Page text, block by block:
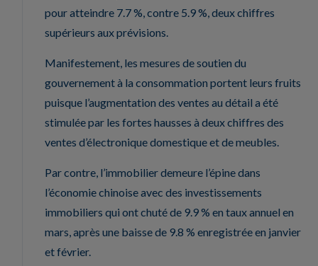
pour atteindre 7.7 %, contre 5.9 %, deux chiffres
supérieurs aux prévisions.
Manifestement, les mesures de soutien du
gouvernement à la consommation portent leurs fruits
puisque l’augmentation des ventes au détail a été
stimulée par les fortes hausses à deux chiffres des
ventes d’électronique domestique et de meubles.
Par contre, l’immobilier demeure l’épine dans
l’économie chinoise avec des investissements
immobiliers qui ont chuté de 9.9 % en taux annuel en
mars, après une baisse de 9.8 % enregistrée en janvier
et février.